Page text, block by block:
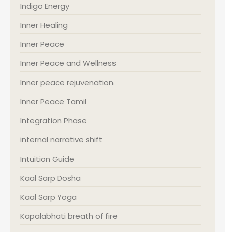
Indigo Energy
Inner Healing
Inner Peace
Inner Peace and Wellness
Inner peace rejuvenation
Inner Peace Tamil
Integration Phase
internal narrative shift
Intuition Guide
Kaal Sarp Dosha
Kaal Sarp Yoga
Kapalabhati breath of fire